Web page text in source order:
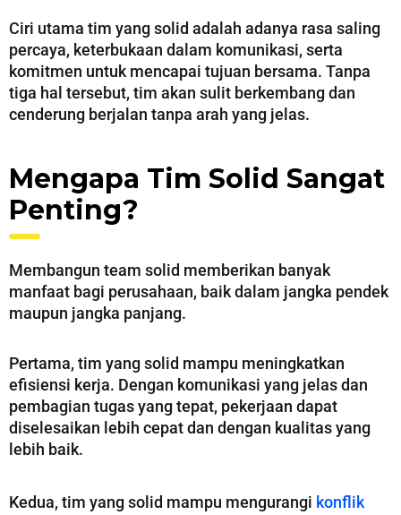
Ciri utama tim yang solid adalah adanya rasa saling
percaya, keterbukaan dalam komunikasi, serta
komitmen untuk mencapai tujuan bersama. Tanpa
tiga hal tersebut, tim akan sulit berkembang dan
cenderung berjalan tanpa arah yang jelas.
Mengapa Tim Solid Sangat
Penting?
Membangun team solid memberikan banyak
manfaat bagi perusahaan, baik dalam jangka pendek
maupun jangka panjang.
Pertama, tim yang solid mampu meningkatkan
efisiensi kerja. Dengan komunikasi yang jelas dan
pembagian tugas yang tepat, pekerjaan dapat
diselesaikan lebih cepat dan dengan kualitas yang
lebih baik.
Kedua, tim yang solid mampu mengurangi konflik